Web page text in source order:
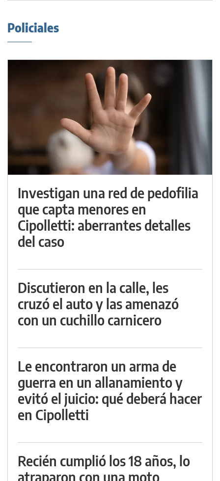
Policiales
Investigan una red de pedofilia
que capta menores en
Cipolletti: aberrantes detalles
del caso
Discutieron en la calle, les
cruzó el auto y las amenazó
con un cuchillo carnicero
Le encontraron un arma de
guerra en un allanamiento y
evitó el juicio: qué deberá hacer
en Cipolletti
Recién cumplió los 18 años, lo
atraparon con una moto